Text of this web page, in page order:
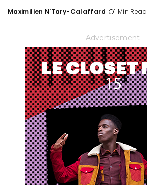
Posted
Maximilien N'Tary-Calaffard 1 Min Read
– Advertisement –